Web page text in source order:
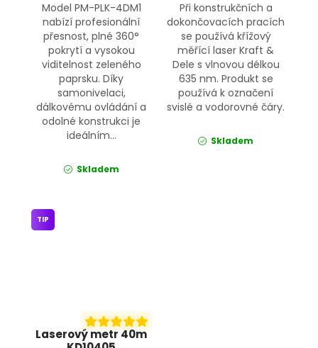
Model PM-PLK-4DM1
nabízí profesionální
přesnost, plné 360°
pokrytí a vysokou
viditelnost zeleného
paprsku. Díky
samonivelaci,
dálkovému ovládání a
odolné konstrukci je
ideálním...
Skladem
Při konstrukčních a
dokončovacích pracích
se používá křížový
měřící laser Kraft &
Dele s vlnovou délkou
635 nm. Produkt se
používá k označení
svislé a vodorovné čáry.
Skladem
Laserový metr 40m
TIP